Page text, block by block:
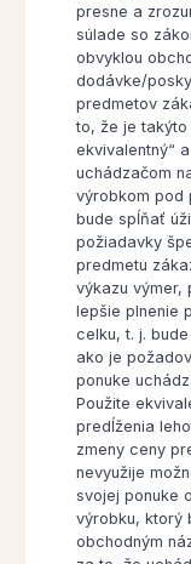
presne a
súlade so
obvyklou
dodávke/
predmetov
to, že je
ekvivalentný“
uchádzačom
výrobkom pod
bude spĺňať
požiadavky
predmetu
výkazu výmer,
lepšie plnenie
celku, t. j.
ako je
ponuke
Použite
predĺženia
zmeny ceny
nevyužije
svojej ponuke
výrobku, ktorý
obchodným